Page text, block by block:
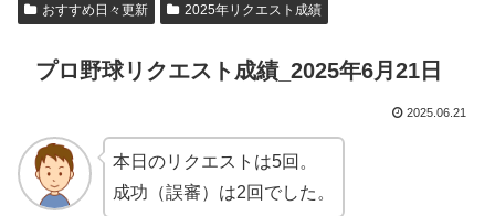
おすすめ日々更新 2025年リクエスト成績
プロ野球リクエスト成績_2025年6月21日
2025.06.21
本日のリクエストは5回。
成功（誤審）は2回でした。